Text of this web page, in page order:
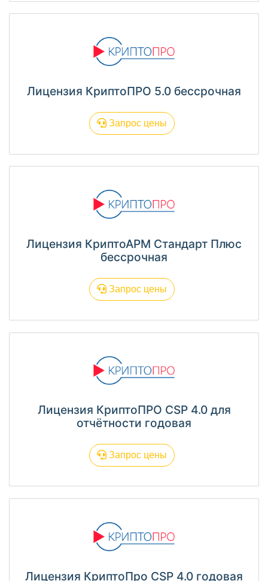
Лицензия КриптоПРО 5.0 бессрочная
Запрос цены
Лицензия КриптоАРМ Стандарт Плюс
бессрочная
Запрос цены
Лицензия КриптоПРО CSP 4.0 для
отчётности годовая
Запрос цены
Лицензия КриптоПро CSP 4.0 годовая